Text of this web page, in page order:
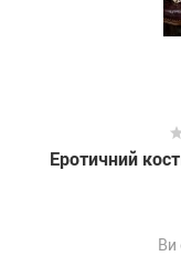
Еротичний
Ви